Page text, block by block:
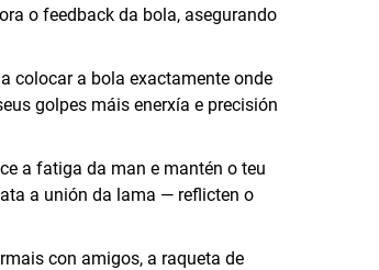
o feedback da bola, asegurando
colocar a bola exactamente onde
golpes máis enerxía e precisión
a fatiga da man e mantén o teu
a unión da lama — reflicten o
con amigos, a raqueta de